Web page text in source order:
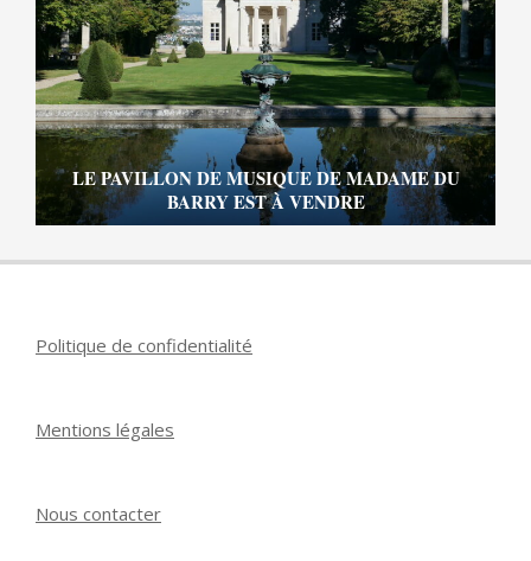
LE PAVILLON DE MUSIQUE DE MADAME DU
BARRY EST À VENDRE
Politique de confidentialité
Mentions légales
Nous contacter